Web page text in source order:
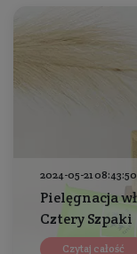
2024-05-21
Pielęgnacja
Cztery Szpaki
Czytaj całość